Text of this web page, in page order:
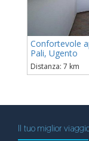
Confortevole
Pali, Ugento
Distanza: 7 km
Il tuo miglior